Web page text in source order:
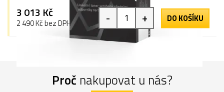
3 013 Kč
2 490 Kč bez DPH - + DO KOŠÍKU
Proč nakupovat u nás?